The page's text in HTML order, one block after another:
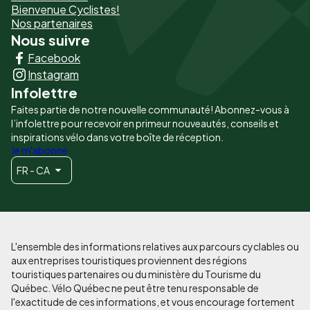
-
Liens
principaux
Bienvenue Cyclistes!
Nos partenaires
Nous suivre
Facebook
Instagram
Infolettre
Faites partie de notre nouvelle communauté! Abonnez-vous à
l’infolettre pour recevoir en primeur nouveautés, conseils et
inspirations vélo dans votre boîte de réception.
Je m'abonne
FR - CA
L'ensemble des informations relatives aux parcours cyclables ou
aux entreprises touristiques proviennent des régions
touristiques partenaires ou du ministère du Tourisme du
Québec. Vélo Québec ne peut être tenu responsable de
l'exactitude de ces informations, et vous encourage fortement